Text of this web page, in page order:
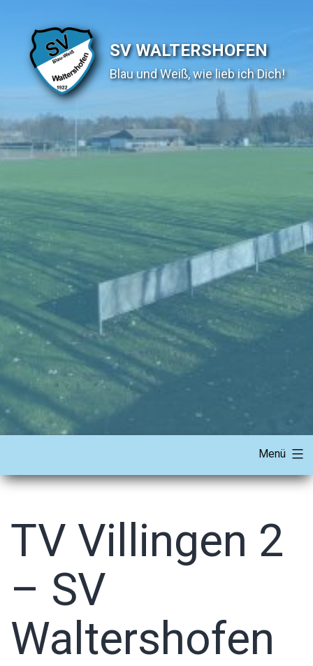
SV WALTERSHOFEN
Blau und Weiß, wie lieb ich Dich!
Menü
TV Villingen 2
– SV
Waltershofen